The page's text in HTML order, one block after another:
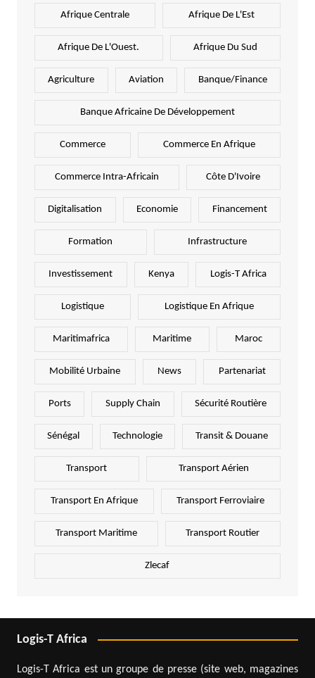
Afrique Centrale Afrique De L'Est
Afrique De L'Ouest. Afrique Du Sud
Agriculture Aviation Banque/Finance
Banque Africaine De Développement
Commerce Commerce En Afrique
Commerce Intra-Africain Côte D'Ivoire
Digitalisation Economie Financement
Formation Infrastructure
Investissement Kenya Logis-T Africa
Logistique Logistique En Afrique
Maritimafrica Maritime Maroc
Mobilité Urbaine News Partenariat
Ports Supply Chain Sécurité Routière
Sénégal Technologie Transit & Douane
Transport Transport Aérien
Transport En Afrique Transport Ferroviaire
Transport Maritime Transport Routier
Zlecaf
Logis-T Africa
Logis-T Africa est un groupe de presse (site web, magazines